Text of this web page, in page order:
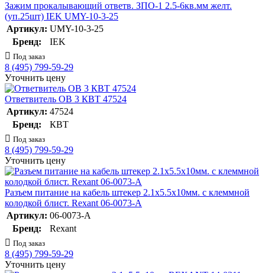
Зажим прокалывающий ответв. ЗПО-1 2.5-6кв.мм желт.
(уп.25шт) IEK UMY-10-3-25
Артикул: UMY-10-3-25
Бренд:
IEK
Под заказ
8 (495) 799-59-29
Уточнить цену
Ответвитель ОВ 3 КВТ 47524
Артикул: 47524
Бренд:
КВТ
Под заказ
8 (495) 799-59-29
Уточнить цену
Разъем питание на кабель штекер 2.1х5.5x10мм. с клеммной
колодкой блист. Rexant 06-0073-A
Артикул: 06-0073-A
Бренд:
Rexant
Под заказ
8 (495) 799-59-29
Уточнить цену